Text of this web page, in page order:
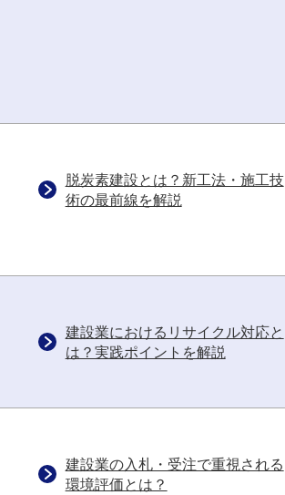
脱炭素建設とは？新工法・施工技
術の最前線を解説
建設業におけるリサイクル対応と
は？実践ポイントを解説
建設業の入札・受注で重視される
環境評価とは？